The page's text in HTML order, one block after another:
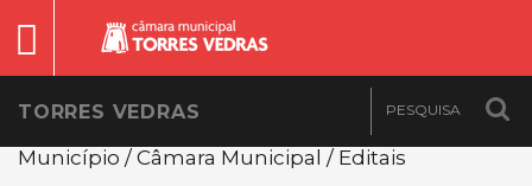
TORRES VEDRAS
Município / Câmara Municipal / Editais